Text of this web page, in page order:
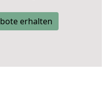
erhalten